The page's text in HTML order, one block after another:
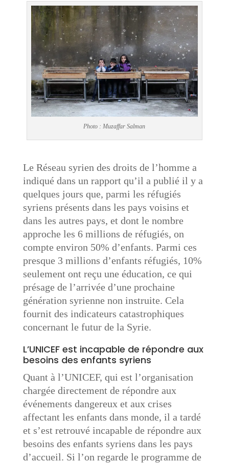
Photo : Muzaffar Salman
Le Réseau syrien des droits de l’homme a
indiqué dans un rapport qu’il a publié il y a
quelques jours que, parmi les réfugiés
syriens présents dans les pays voisins et
dans les autres pays, et dont le nombre
approche les 6 millions de réfugiés, on
compte environ 50% d’enfants. Parmi ces
presque 3 millions d’enfants réfugiés, 10%
seulement ont reçu une éducation, ce qui
présage de l’arrivée d’une prochaine
génération syrienne non instruite. Cela
fournit des indicateurs catastrophiques
concernant le futur de la Syrie.
L’UNICEF est incapable de répondre aux
besoins des enfants syriens
Quant à l’UNICEF, qui est l’organisation
chargée directement de répondre aux
événements dangereux et aux crises
affectant les enfants dans monde, il a tardé
et s’est retrouvé incapable de répondre aux
besoins des enfants syriens dans les pays
d’accueil. Si l’on regarde le programme de